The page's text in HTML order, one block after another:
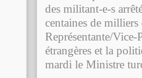
des militant-e-s
centaines de
Représentante/
étrangères et la
mardi le Ministre